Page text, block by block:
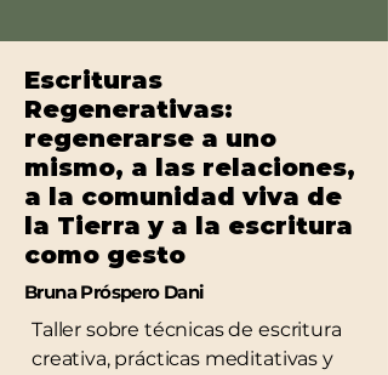
Escrituras
Regenerativas:
regenerarse a uno
mismo, a las relaciones,
a la comunidad viva de
la Tierra y a la escritura
como gesto
Bruna Próspero Dani
Taller sobre técnicas de escritura
creativa, prácticas meditativas y